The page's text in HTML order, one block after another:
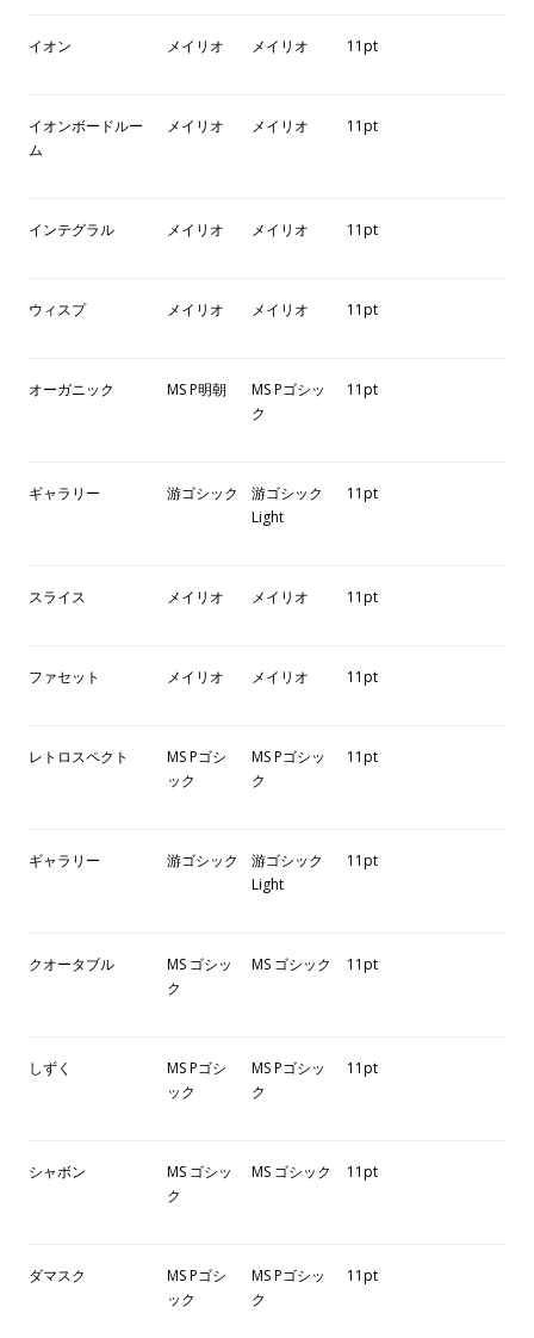
イオン メイリオ メイリオ 11pt
イオンボードルー
ム
メイリオ メイリオ 11pt
インテグラル メイリオ メイリオ 11pt
ウィスプ メイリオ メイリオ 11pt
オーガニック MS P明朝
MS Pゴシッ
ク
11pt
ギャラリー 游ゴシック
游ゴシック
Light
11pt
スライス メイリオ メイリオ 11pt
ファセット メイリオ メイリオ 11pt
レトロスペクト
MS Pゴシ
ック
MS Pゴシッ
ク
11pt
ギャラリー 游ゴシック
游ゴシック
Light
11pt
クオータブル
MS ゴシッ
ク
MS ゴシック 11pt
しずく
MS Pゴシ
ック
MS Pゴシッ
ク
11pt
シャボン
MS ゴシッ
ク
MS ゴシック 11pt
ダマスク
MS Pゴシ
ック
MS Pゴシッ
ク
11pt